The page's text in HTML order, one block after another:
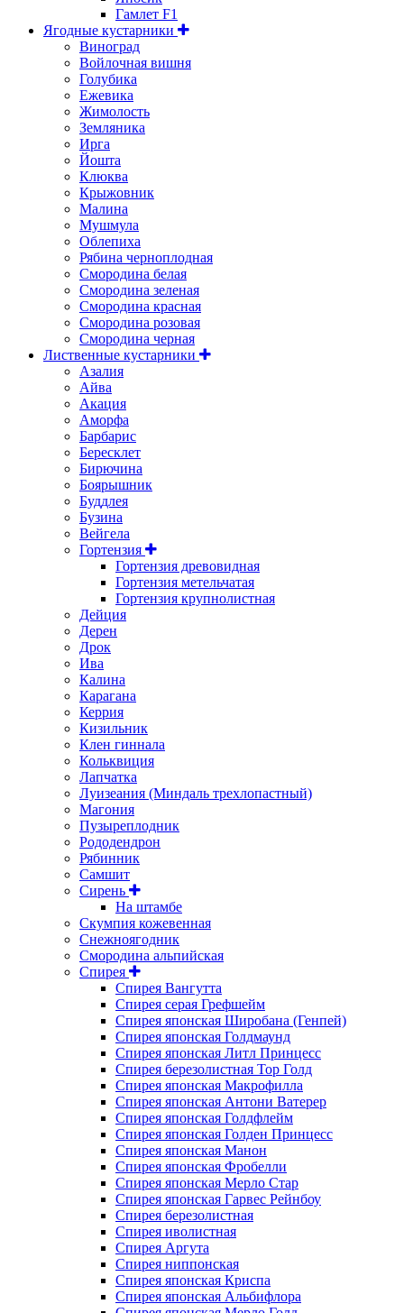
Гамлет F1
Ягодные кустарники
Виноград
Войлочная вишня
Голубика
Ежевика
Жимолость
Земляника
Ирга
Йошта
Клюква
Крыжовник
Малина
Мушмула
Облепиха
Рябина черноплодная
Смородина белая
Смородина зеленая
Смородина красная
Смородина розовая
Смородина черная
Лиственные кустарники
Азалия
Айва
Акация
Аморфа
Барбарис
Бересклет
Бирючина
Боярышник
Буддлея
Бузина
Вейгела
Гортензия
Гортензия древовидная
Гортензия метельчатая
Гортензия крупнолистная
Дейция
Дерен
Дрок
Ива
Калина
Карагана
Керрия
Кизильник
Клен гиннала
Кольквиция
Лапчатка
Луизеания (Миндаль трехлопастный)
Магония
Пузыреплодник
Рододендрон
Рябинник
Самшит
Сирень
На штамбе
Скумпия кожевенная
Снежноягодник
Смородина альпийская
Спирея
Спирея Вангутта
Спирея серая Грефшейм
Спирея японская Широбана (Генпей)
Спирея японская Голдмаунд
Спирея японская Литл Принцесс
Спирея березолистная Тор Голд
Спирея японская Макрофилла
Спирея японская Антони Ватерер
Спирея японская Голдфлейм
Спирея японская Голден Принцесс
Спирея японская Манон
Спирея японская Фробелли
Спирея японская Мерло Стар
Спирея японская Гарвес Рейнбоу
Спирея березолистная
Спирея иволистная
Спирея Аргута
Спирея ниппонская
Спирея японская Криспа
Спирея японская Альбифлора